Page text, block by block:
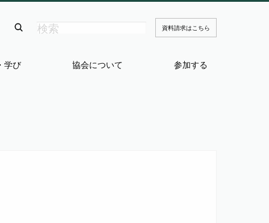
資料請求はこちら
学び 協会について 参加する